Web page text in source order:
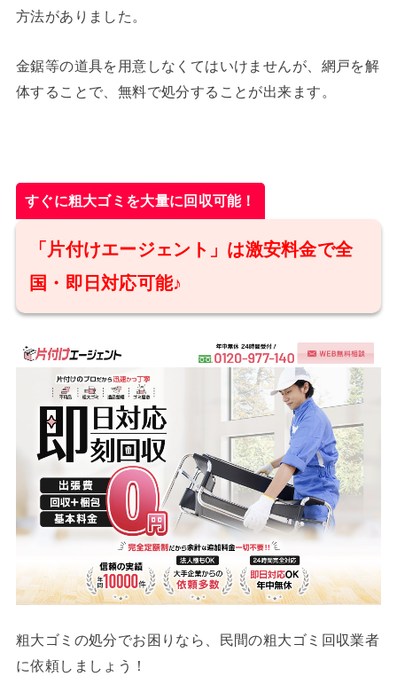
方法がありました。
金鋸等の道具を用意しなくてはいけませんが、網戸を解
体することで、無料で処分することが出来ます。
すぐに粗大ゴミを大量に回収可能！
「片付けエージェント」は激安料金で全
国・即日対応可能♪
粗大ゴミの処分でお困りなら、民間の粗大ゴミ回収業者
に依頼しましょう！